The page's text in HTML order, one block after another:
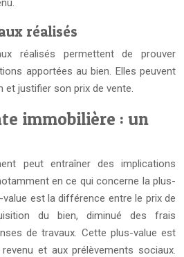
réalisés
réalisés permettent de prouver
apportées au bien. Elles peuvent
et justifier son prix de vente.
immobilière : un
peut entraîner des implications
en ce qui concerne la plus-
est la différence entre le prix de
du bien, diminué des frais
de travaux. Cette plus-value est
et aux prélèvements sociaux.